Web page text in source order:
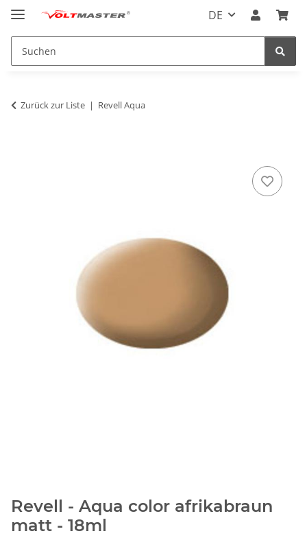
DE
Zurück zur Liste Revell Aqua
Revell - Aqua color afrikabraun
matt - 18ml